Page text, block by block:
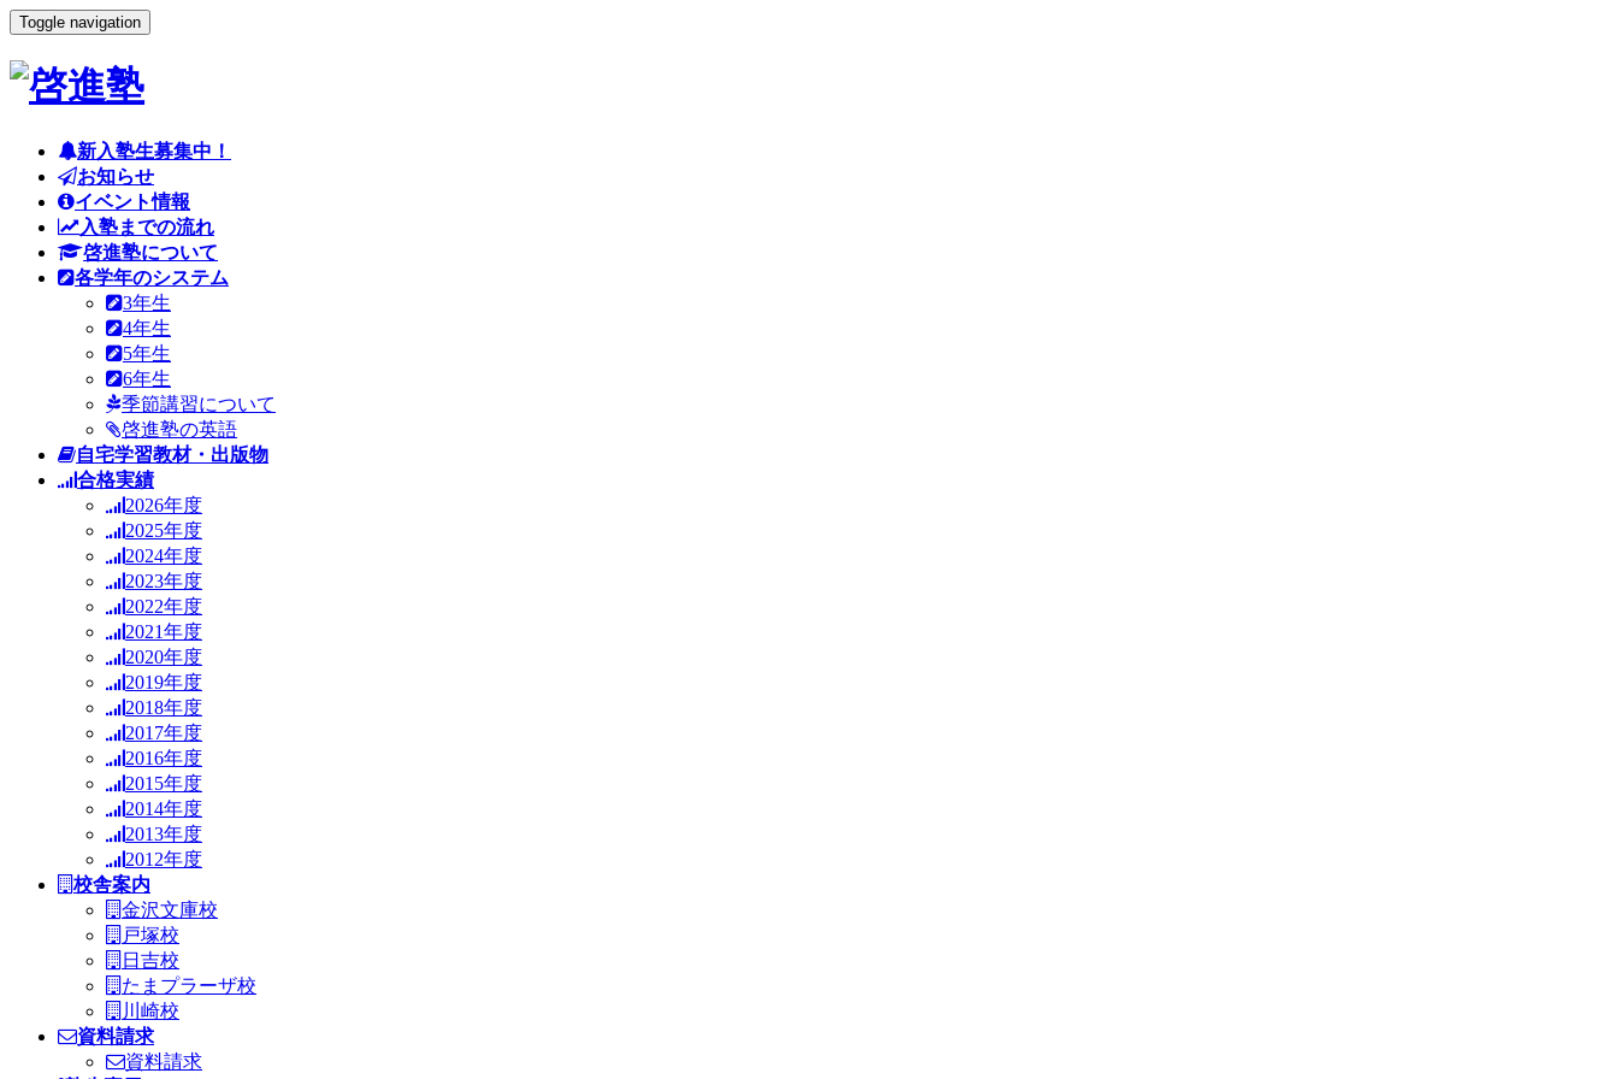
Toggle navigation
新入塾生募集中！
お知らせ
イベント情報
入塾までの流れ
啓進塾について
各学年のシステム
3年生
4年生
5年生
6年生
季節講習について
啓進塾の英語
自宅学習教材・出版物
合格実績
2026年度
2025年度
2024年度
2023年度
2022年度
2021年度
2020年度
2019年度
2018年度
2017年度
2016年度
2015年度
2014年度
2013年度
2012年度
校舎案内
金沢文庫校
戸塚校
日吉校
たまプラーザ校
川崎校
資料請求
資料請求